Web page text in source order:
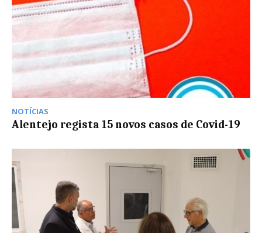
NOTÍCIAS
Alentejo regista 15 novos casos de Covid-19